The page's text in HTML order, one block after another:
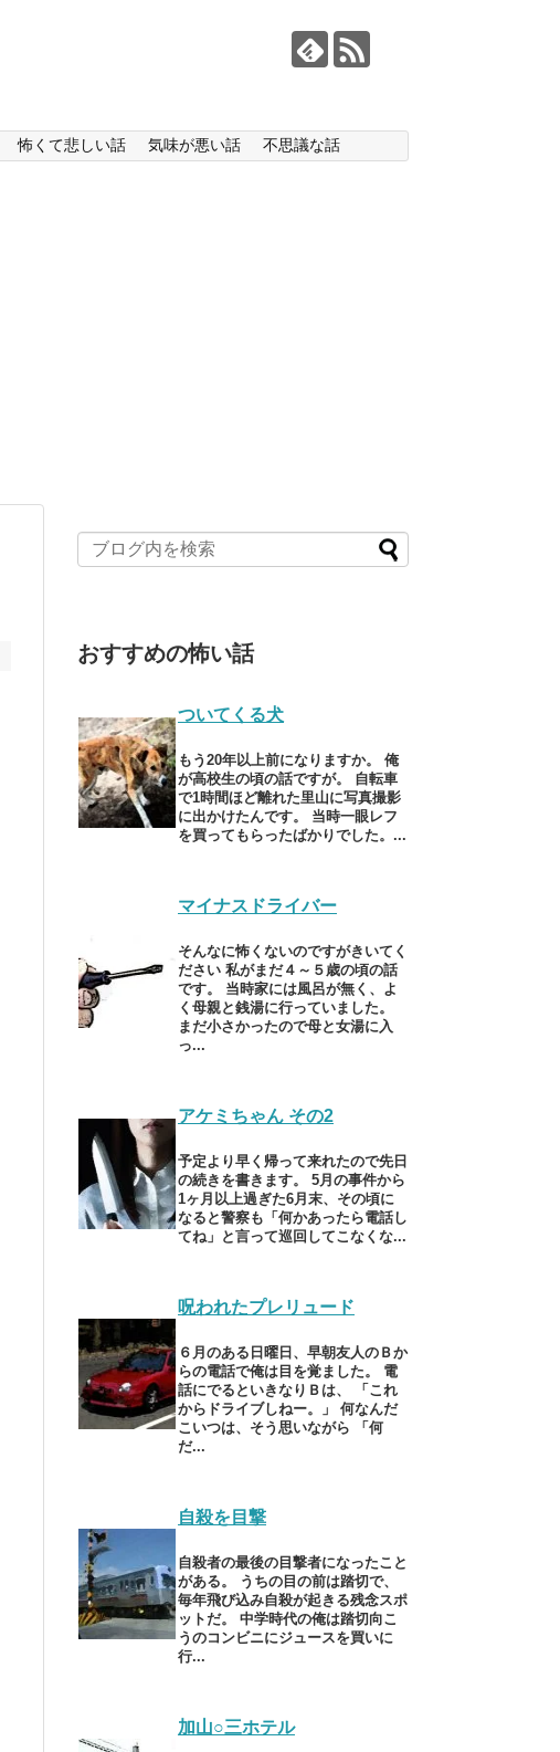
怖くて悲しい話 気味が悪い話 不思議な話
おすすめの怖い話
ついてくる犬
もう20年以上前になりますか。 俺
が高校生の頃の話ですが。 自転車
で1時間ほど離れた里山に写真撮影
に出かけたんです。 当時一眼レフ
を買ってもらったばかりでした。...
マイナスドライバー
そんなに怖くないのですがきいてく
ださい 私がまだ４～５歳の頃の話
です。 当時家には風呂が無く、よ
く母親と銭湯に行っていました。
まだ小さかったので母と女湯に入
っ...
アケミちゃん その2
予定より早く帰って来れたので先日
の続きを書きます。 5月の事件から
1ヶ月以上過ぎた6月末、その頃に
なると警察も「何かあったら電話し
てね」と言って巡回してこなくな...
呪われたプレリュード
６月のある日曜日、早朝友人のＢか
らの電話で俺は目を覚ました。 電
話にでるといきなりＢは、 「これ
からドライブしねー。」 何なんだ
こいつは、そう思いながら 「何
だ...
自殺を目撃
自殺者の最後の目撃者になったこと
がある。 うちの目の前は踏切で、
毎年飛び込み自殺が起きる残念スポ
ットだ。 中学時代の俺は踏切向こ
うのコンビニにジュースを買いに
行...
加山○三ホテル